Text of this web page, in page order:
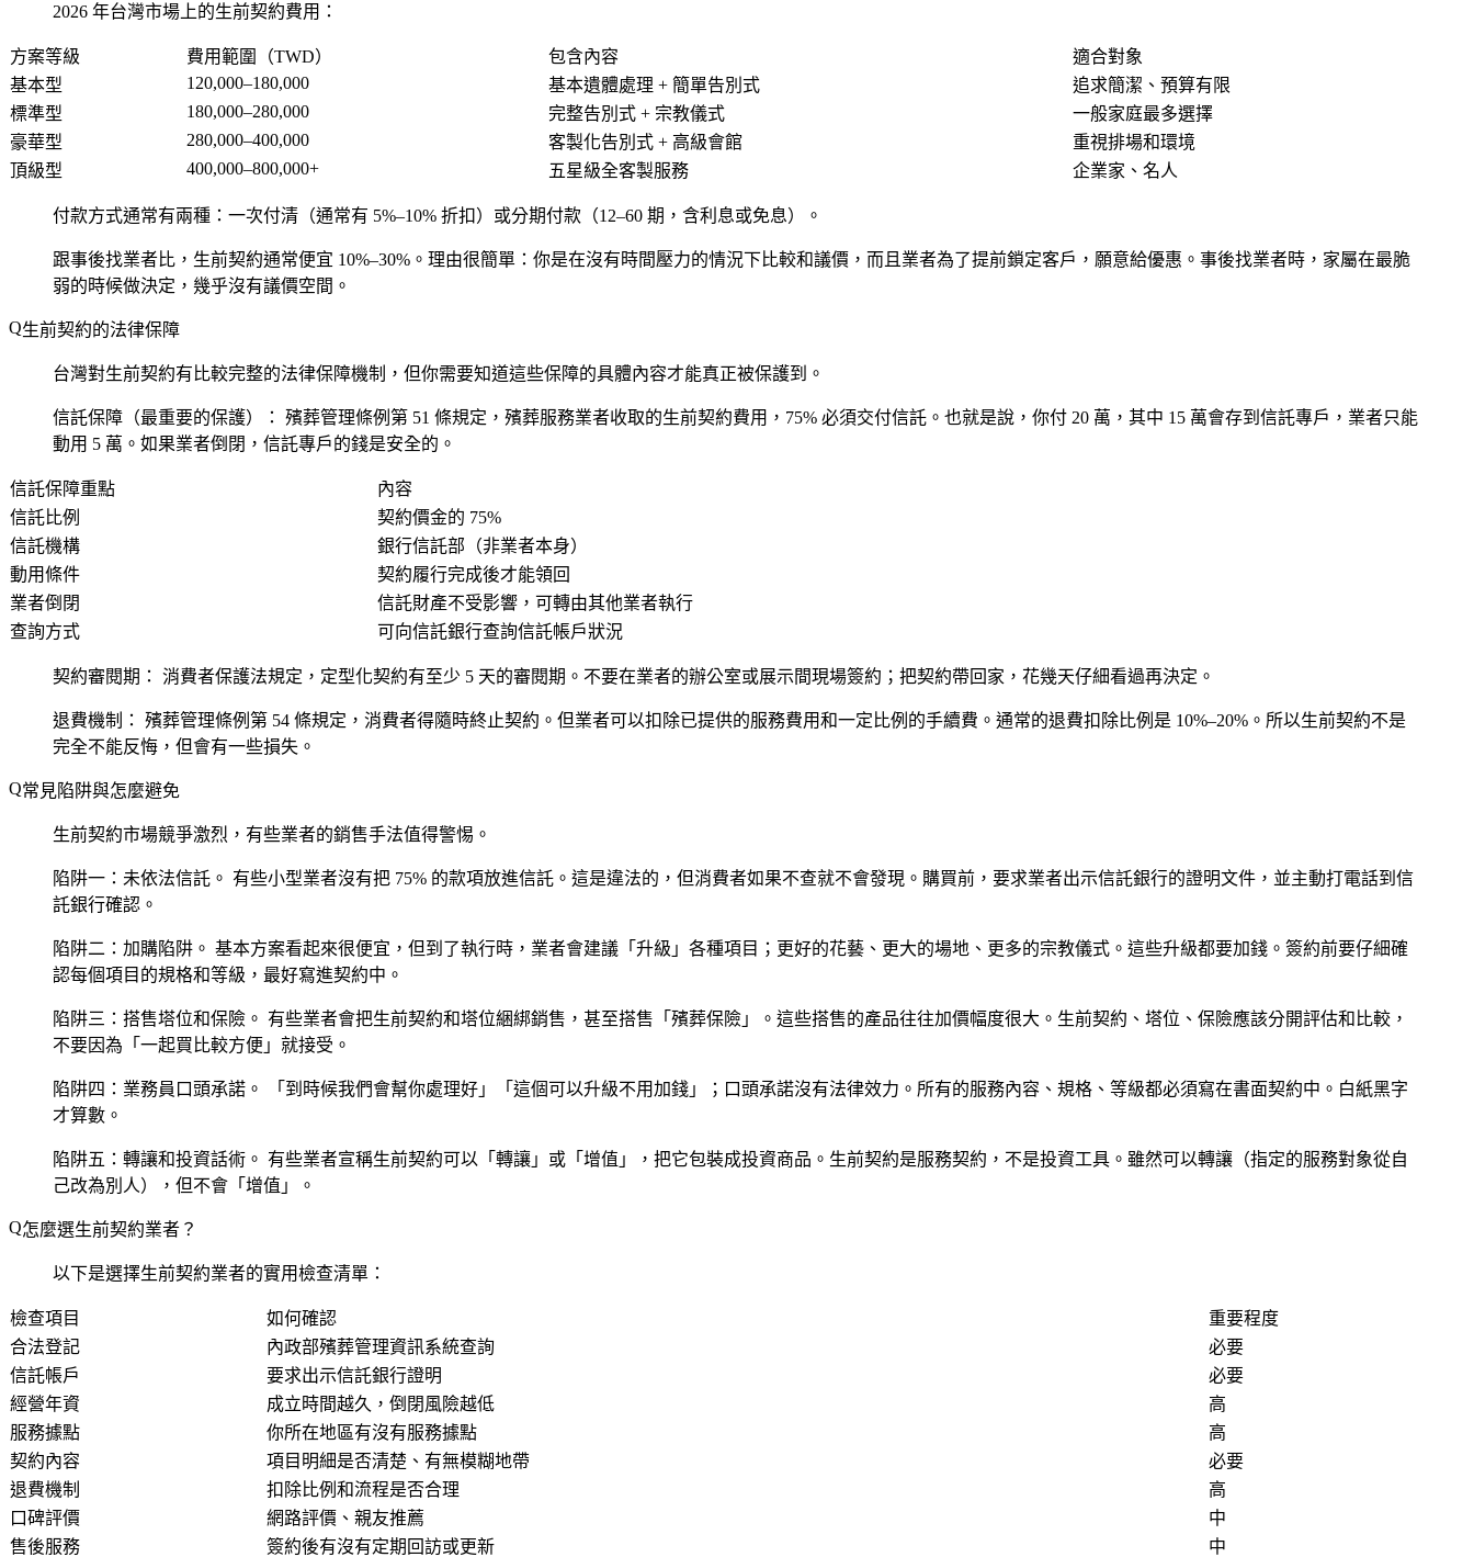
2026 年台灣市場上的生前契約費用：
方案等級 費用範圍（TWD） 包含內容
適合對象
基本型
120,000–180,000 基本遺體處理 + 簡單告別式
追求簡潔、預算有限
標準型
180,000–280,000 完整告別式 + 宗教儀式
一般家庭最多選擇
豪華型
280,000–400,000 客製化告別式 + 高級會館
重視排場和環境
頂級型
400,000–800,000+ 五星級全客製服務 企業家、名人
付款方式通常有兩種：一次付清（通常有 5%–10% 折扣）或分期付款（12–60 期，含利息或免息）。
跟事後找業者比，生前契約通常便宜 10%–30%。理由很簡單：你是在沒有時間壓力的情況下比較和議價，而且業者為了提前鎖定客戶，願意給優惠。事後找業者時，家屬在最脆
弱的時候做決定，幾乎沒有議價空間。
生前契約的法律保障
台灣對生前契約有比較完整的法律保障機制，但你需要知道這些保障的具體內容才能真正被保護到。
信託保障（最重要的保護）： 殯葬管理條例第 51 條規定，殯葬服務業者收取的生前契約費用，75% 必須交付信託。也就是說，你付 20 萬，其中 15 萬會存到信託專戶，業者只能
動用 5 萬。如果業者倒閉，信託專戶的錢是安全的。
信託保障重點
內容
信託比例
契約價金的 75%
信託機構
銀行信託部（非業者本身）
動用條件
契約履行完成後才能領回
業者倒閉
信託財產不受影響，可轉由其他業者執行
查詢方式
可向信託銀行查詢信託帳戶狀況
契約審閱期： 消費者保護法規定，定型化契約有至少 5 天的審閱期。不要在業者的辦公室或展示間現場簽約；把契約帶回家，花幾天仔細看過再決定。
退費機制： 殯葬管理條例第 54 條規定，消費者得隨時終止契約。但業者可以扣除已提供的服務費用和一定比例的手續費。通常的退費扣除比例是 10%–20%。所以生前契約不是
完全不能反悔，但會有一些損失。
常見陷阱與怎麼避免
生前契約市場競爭激烈，有些業者的銷售手法值得警惕。
陷阱一：未依法信託。 有些小型業者沒有把 75% 的款項放進信託。這是違法的，但消費者如果不查就不會發現。購買前，要求業者出示信託銀行的證明文件，並主動打電話到信
託銀行確認。
陷阱二：加購陷阱。 基本方案看起來很便宜，但到了執行時，業者會建議「升級」各種項目；更好的花藝、更大的場地、更多的宗教儀式。這些升級都要加錢。簽約前要仔細確
認每個項目的規格和等級，最好寫進契約中。
陷阱三：搭售塔位和保險。 有些業者會把生前契約和塔位綑綁銷售，甚至搭售「殯葬保險」。這些搭售的產品往往加價幅度很大。生前契約、塔位、保險應該分開評估和比較，
不要因為「一起買比較方便」就接受。
陷阱四：業務員口頭承諾。
「到時候我們會幫你處理好」「這個可以升級不用加錢」；口頭承諾沒有法律效力。所有的服務內容、規格、等級都必須寫在書面契約中。白紙黑字
才算數。
陷阱五：轉讓和投資話術。 有些業者宣稱生前契約可以「轉讓」或「增值」，把它包裝成投資商品。生前契約是服務契約，不是投資工具。雖然可以轉讓（指定的服務對象從自
己改為別人），但不會「增值」。
怎麼選生前契約業者？
以下是選擇生前契約業者的實用檢查清單：
檢查項目 如何確認
重要程度
合法登記
內政部殯葬管理資訊系統查詢
必要
信託帳戶
要求出示信託銀行證明
必要
經營年資
成立時間越久，倒閉風險越低
高
服務據點
你所在地區有沒有服務據點
高
契約內容
項目明細是否清楚、有無模糊地帶
必要
退費機制
扣除比例和流程是否合理
高
口碑評價
網路評價、親友推薦
中
售後服務
簽約後有沒有定期回訪或更新 中